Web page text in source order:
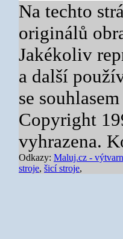
Na techto
originálů
Jakékoliv
a další
se
Copyright
vyhrazena.
Odkazy: Maluj.cz -
stroje, šicí stroje,